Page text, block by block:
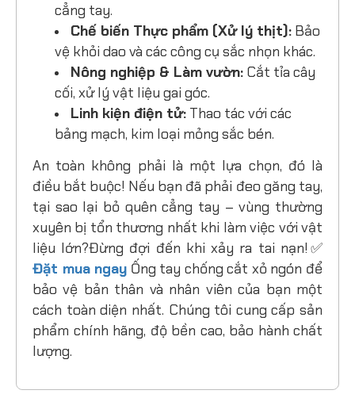
cẳng tay.
Chế biến Thực phẩm (Xử lý thịt): Bảo
vệ khỏi dao và các công cụ sắc nhọn khác.
Nông nghiệp & Làm vườn: Cắt tỉa cây
cối, xử lý vật liệu gai góc.
Linh kiện điện tử: Thao tác với các
bảng mạch, kim loại mỏng sắc bén.
An toàn không phải là một lựa chọn, đó là
điều bắt buộc! Nếu bạn đã phải đeo găng tay,
tại sao lại bỏ quên cẳng tay – vùng thường
xuyên bị tổn thương nhất khi làm việc với vật
liệu lớn?Đừng đợi đến khi xảy ra tai nạn! ✅
Đặt mua ngay Ống tay chống cắt xỏ ngón để
bảo vệ bản thân và nhân viên của bạn một
cách toàn diện nhất. Chúng tôi cung cấp sản
phẩm chính hãng, độ bền cao, bảo hành chất
lượng.